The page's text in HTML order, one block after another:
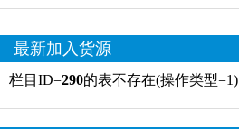
最新加入货源
栏目ID=290的表不存在(操作类型=1)